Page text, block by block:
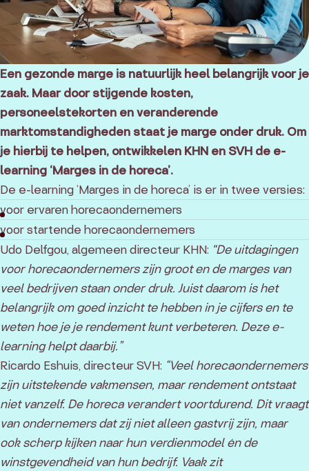
Een gezonde marge is natuurlijk heel belangrijk voor je
zaak. Maar door stijgende kosten,
personeelstekorten en veranderende
marktomstandigheden staat je marge onder druk. Om
je hierbij te helpen, ontwikkelen KHN en SVH de e-
learning ‘Marges in de horeca’.
De e-learning ‘Marges in de horeca’ is er in twee versies:
voor ervaren horecaondernemers
voor startende horecaondernemers
Udo Delfgou, algemeen directeur KHN: "De uitdagingen
voor horecaondernemers zijn groot en de marges van
veel bedrijven staan onder druk. Juist daarom is het
belangrijk om goed inzicht te hebben in je cijfers en te
weten hoe je je rendement kunt verbeteren. Deze e-
learning helpt daarbij.”
Ricardo Eshuis, directeur SVH: “Veel horecaondernemers
zijn uitstekende vakmensen, maar rendement ontstaat
niet vanzelf. De horeca verandert voortdurend. Dit vraagt
van ondernemers dat zij niet alleen gastvrij zijn, maar
ook scherp kijken naar hun verdienmodel én de
winstgevendheid van hun bedrijf. Vaak zit